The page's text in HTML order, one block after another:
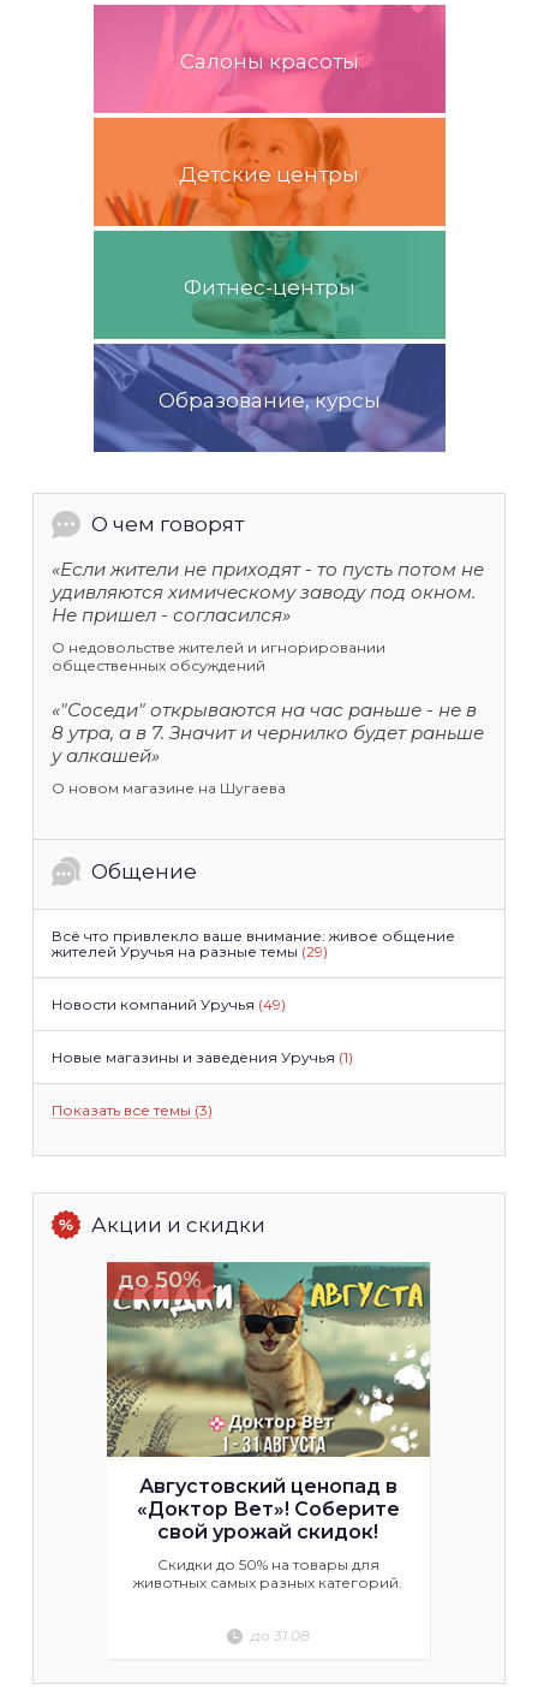
Салоны красоты
Детские центры
Фитнес-центры
Образование, курсы
О чем говорят
«Если жители не приходят - то пусть потом не
удивляются химическому заводу под окном.
Не пришел - согласился»
О недовольстве жителей и игнорировании
общественных обсуждений
«"Соседи" открываются на час раньше - не в
8 утра, а в 7. Значит и чернилко будет раньше
у алкашей»
О новом магазине на Шугаева
Общение
Всё что привлекло ваше внимание: живое общение
жителей Уручья на разные темы (29)
Новости компаний Уручья (49)
Новые магазины и заведения Уручья (1)
Показать все темы (3)
Акции и скидки
до 70%
Акция к новому учебному
году в оптике Funtastic
Скидка 20% на оправы при заказе
очков для детей, студентов и
преподавателей с 1 августа по 15
сентября.
до 15.09